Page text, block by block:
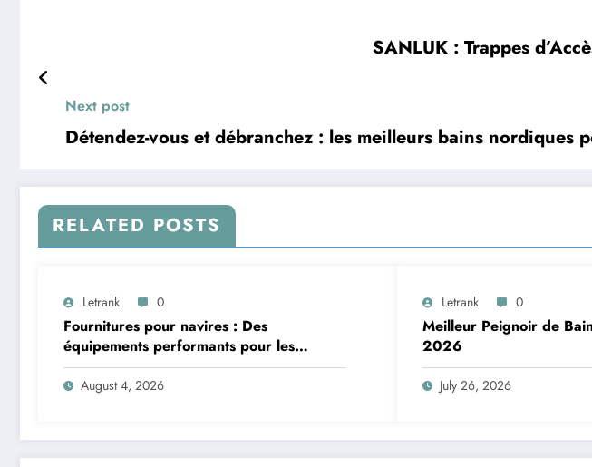
SANLUK : Trappes
Next post
Détendez-vous et débranchez : les meilleurs bains nordiques
RELATED POSTS
Letrank 0
Fournitures pour navires : Des
équipements performants pour les
applications maritimes
August 4, 2026
Letrank 0
Meilleur Peignoir de
2026
July 26, 2026